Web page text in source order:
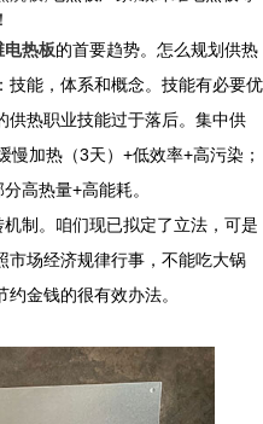
电热板的首要趋势。怎么规划供热
能，体系和概念。 技能有必要优
供热职业技能过于落后。集中供
加热（3天）+低效率+高污染；
高热量+高能耗。
制。 咱们现已拟定了立法，可是
市场经济规律行事，不能吃大锅
金钱的很有效办法。